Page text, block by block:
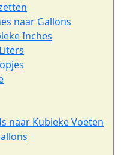
naar Gallons
Inches
naar Kubieke Voeten